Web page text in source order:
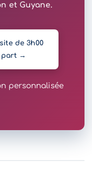
et Guyane.
de 3h00
part →
personnalisée